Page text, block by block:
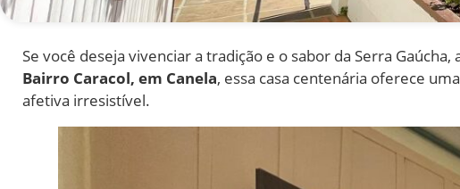
Se você deseja vivenciar a tradição e o sabor da Serra Gaúcha,
Bairro Caracol, em Canela, essa casa centenária oferece
afetiva irresistível.